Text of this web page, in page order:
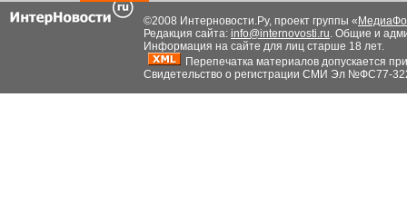
©2008 Интерновости.Ру, проект группы «
Редакция сайта: info@internovosti.ru. Общие и
Информация на сайте для лиц старше 18 лет.
Перепечатка материалов допускается
Свидетельство о регистрации СМИ Эл №ФС77-